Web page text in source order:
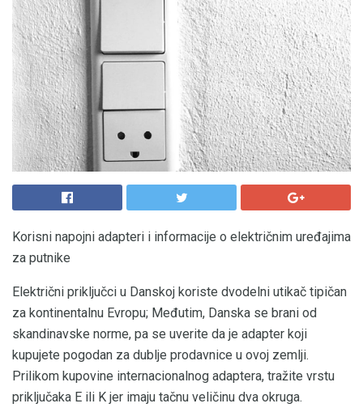
Korisni napojni adapteri i informacije o električnim uređajima
za putnike
Električni priključci u Danskoj koriste dvodelni utikač tipičan
za kontinentalnu Evropu; Međutim, Danska se brani od
skandinavske norme, pa se uverite da je adapter koji
kupujete pogodan za dublje prodavnice u ovoj zemlji.
Prilikom kupovine internacionalnog adaptera, tražite vrstu
priključaka E ili K jer imaju tačnu veličinu dva okruga.